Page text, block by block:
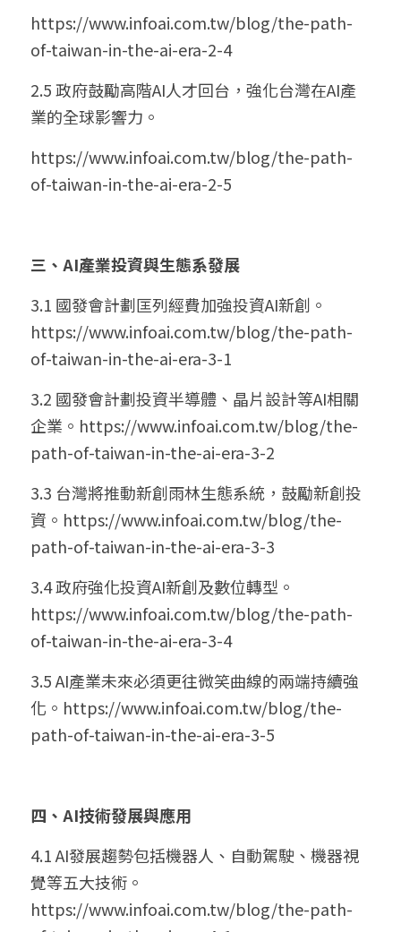
https://www.infoai.com.tw/blog/the-path-
of-taiwan-in-the-ai-era-2-4
2.5 政府鼓勵高階AI人才回台，強化台灣在AI產
業的全球影響力。
https://www.infoai.com.tw/blog/the-path-
of-taiwan-in-the-ai-era-2-5
三、AI產業投資與生態系發展
3.1 國發會計劃匡列經費加強投資AI新創。
https://www.infoai.com.tw/blog/the-path-
of-taiwan-in-the-ai-era-3-1
3.2 國發會計劃投資半導體、晶片設計等AI相關
企業。 https://www.infoai.com.tw/blog/the-
path-of-taiwan-in-the-ai-era-3-2
3.3 台灣將推動新創雨林生態系統，鼓勵新創投
資。 https://www.infoai.com.tw/blog/the-
path-of-taiwan-in-the-ai-era-3-3
3.4 政府強化投資AI新創及數位轉型。
https://www.infoai.com.tw/blog/the-path-
of-taiwan-in-the-ai-era-3-4
3.5 AI產業未來必須更往微笑曲線的兩端持續強
化。 https://www.infoai.com.tw/blog/the-
path-of-taiwan-in-the-ai-era-3-5
四、AI技術發展與應用
4.1 AI發展趨勢包括機器人、自動駕駛、機器視
覺等五大技術。
https://www.infoai.com.tw/blog/the-path-